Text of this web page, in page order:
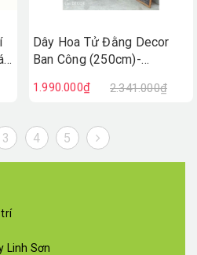
Dây Hoa Tử Đằng Decor
Ban Công (250cm)-
1.990.000₫ 2.341.000₫
3 4 5
trí
Linh Sơn